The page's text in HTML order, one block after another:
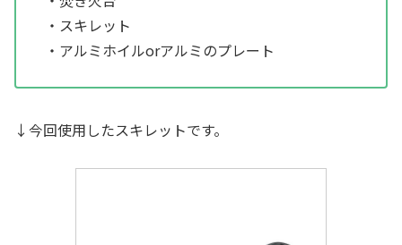
・スキレット
・アルミホイルorアルミのプレート
↓今回使用したスキレットです。